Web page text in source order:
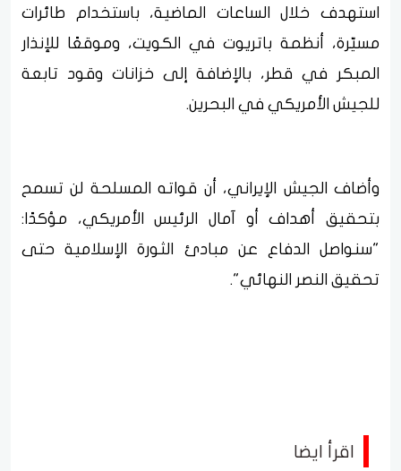
استهدف خلال الساعات الماضية، باستخدام طائرات
مسيّرة، أنظمة باتريوت في الكويت، وموقعًا للإنذار
المبكر في قطر، بالإضافة إلى خزانات وقود تابعة
للجيش الأمريكي في البحرين.
وأضاف الجيش الإيراني، أن قواته المسلحة لن تسمح
بتحقيق أهداف أو آمال الرئيس الأمريكي، مؤكدًا:
"سنواصل الدفاع عن مبادئ الثورة الإسلامية حتى
تحقيق النصر النهائي".
اقرأ ايضا